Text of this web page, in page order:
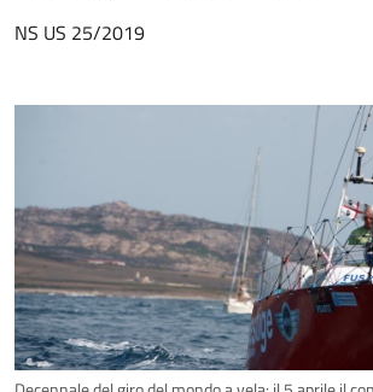
NS US 25/2019